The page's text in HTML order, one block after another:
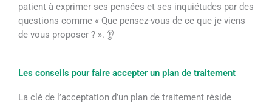
patient à exprimer ses pensées et ses inquiétudes par des
questions comme « Que pensez-vous de ce que je viens
de vous proposer ? ». 👂
Les conseils pour faire accepter un plan de traitement
La clé de l’acceptation d’un plan de traitement réside